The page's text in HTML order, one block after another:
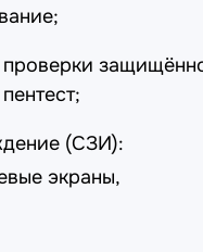
пентест;
(СЗИ):
экраны,